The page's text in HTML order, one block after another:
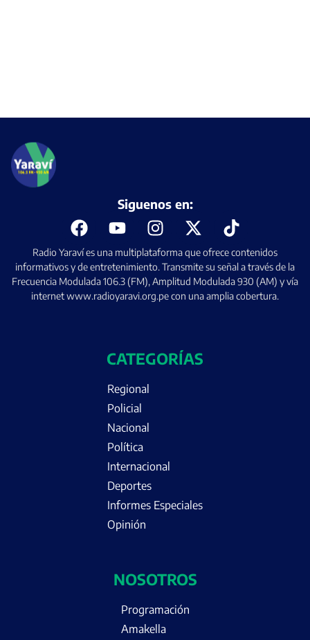
Radio Yaraví es una multiplataforma que ofrece contenidos
informativos y de entretenimiento. Transmite su señal a través de la
Frecuencia Modulada 106.3 (FM), Amplitud Modulada 930 (AM) y vía
internet www.radioyaravi.org.pe con una amplia cobertura.
Siguenos en:
CATEGORÍAS
Regional
Policial
Nacional
Política
Internacional
Deportes
Informes Especiales
Opinión
NOSOTROS
Programación
Amakella